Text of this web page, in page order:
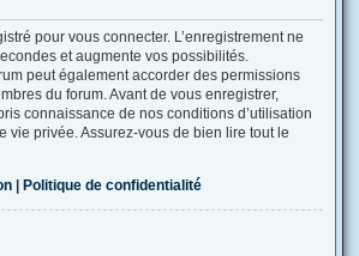
pour vous connecter. L’enregistrement ne
et augmente vos possibilités.
peut également accorder des permissions
du forum. Avant de vous enregistrer,
connaissance de nos conditions d’utilisation
vie privée. Assurez-vous de bien lire tout le
| Politique de confidentialité